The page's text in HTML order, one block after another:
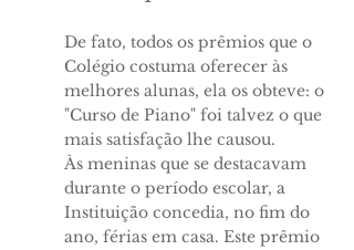
De fato, todos os prêmios que o
Colégio costuma oferecer às
melhores alunas, ela os obteve: o
"Curso de Piano" foi talvez o que
mais satisfação lhe causou.
Às meninas que se destacavam
durante o perío­do escolar, a
Instituição concedia, no fim do
ano, fé­rias em casa. Este prêmio